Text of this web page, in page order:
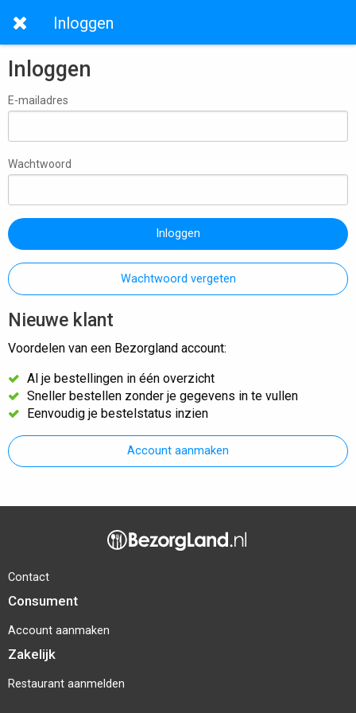
Inloggen
Inloggen
E-mailadres
Wachtwoord
Inloggen
Wachtwoord vergeten
Nieuwe klant
Voordelen van een Bezorgland account:
Al je bestellingen in één overzicht
Sneller bestellen zonder je gegevens in te vullen
Eenvoudig je bestelstatus inzien
Account aanmaken
Contact
Consument
Account aanmaken
Zakelijk
Restaurant aanmelden